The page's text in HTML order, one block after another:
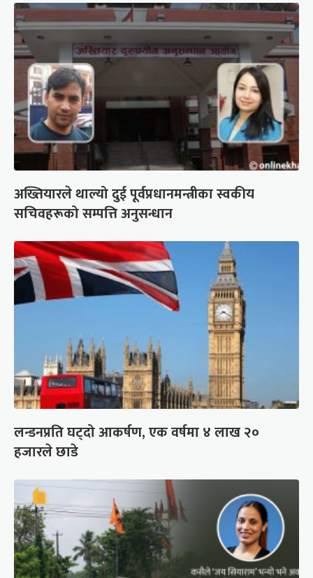
अख्तियारले थाल्यो दुई पूर्वप्रधानमन्त्रीका स्वकीय
सचिवहरूको सम्पत्ति अनुसन्धान
लन्डनप्रति घट्दो आकर्षण, एक वर्षमा ४ लाख २०
हजारले छाडे